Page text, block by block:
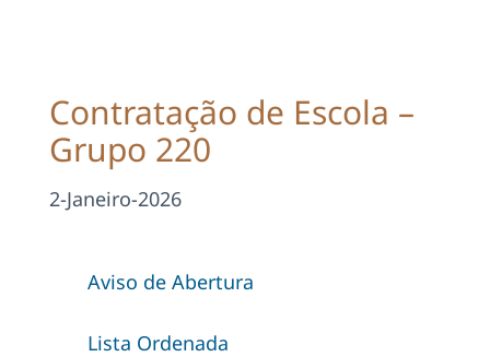
Área Reservada
Pesquisar
Contratação de Escola –
Grupo 220
2-Janeiro-2026
Aviso de Abertura
Lista Ordenada